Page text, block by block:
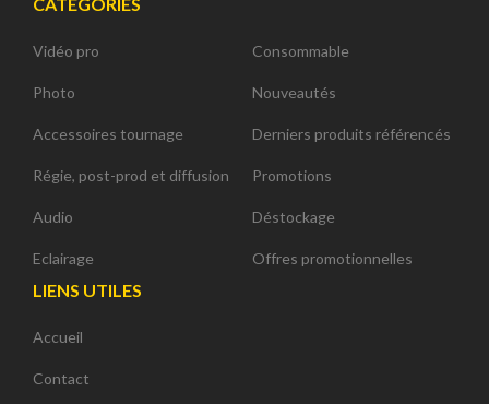
Vidéo pro
Photo
Accessoires tournage
Régie, post-prod et diffusion
Audio
Eclairage
Consommable
Nouveautés
Derniers produits référencés
Promotions
Déstockage
Offres promotionnelles
LIENS UTILES
Accueil
Contact